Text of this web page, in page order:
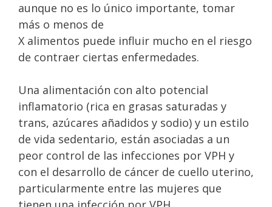
aunque no es lo único importante, tomar
más o menos de
X alimentos puede influir mucho en el riesgo
de contraer ciertas enfermedades.
Una alimentación con alto potencial
inflamatorio (rica en grasas saturadas y
trans, azúcares añadidos y sodio) y un estilo
de vida sedentario, están asociadas a un
peor control de las infecciones por VPH y
con el desarrollo de cáncer de cuello uterino,
particularmente entre las mujeres que